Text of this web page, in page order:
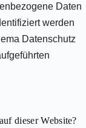
Daten
werden
Datenschutz
dieser Website?